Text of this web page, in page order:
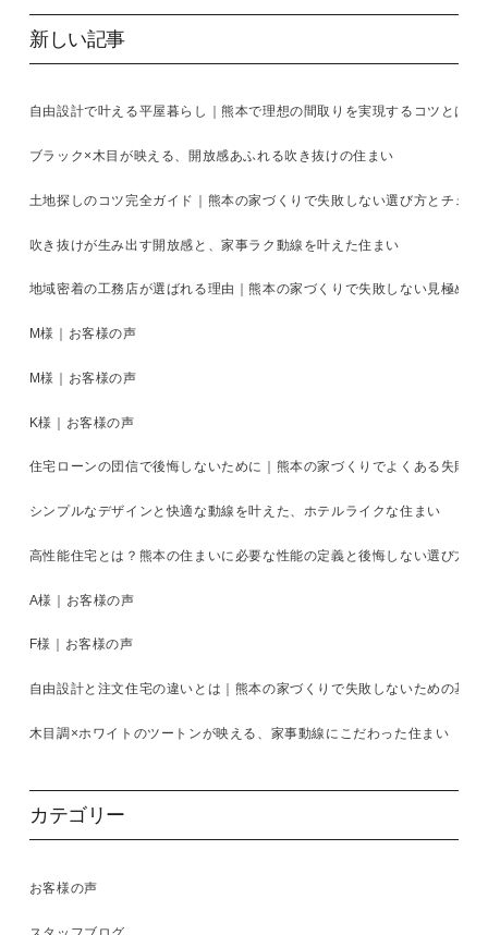
新しい記事
自由設計で叶える平屋暮らし｜熊本で理想の間取りを実現するコツとは
ブラック×木目が映える、開放感あふれる吹き抜けの住まい
土地探しのコツ完全ガイド｜熊本の家づくりで失敗しない選び方とチェッ
吹き抜けが生み出す開放感と、家事ラク動線を叶えた住まい
地域密着の工務店が選ばれる理由｜熊本の家づくりで失敗しない見極め方
M様｜お客様の声
M様｜お客様の声
K様｜お客様の声
住宅ローンの団信で後悔しないために｜熊本の家づくりでよくある失敗と
シンプルなデザインと快適な動線を叶えた、ホテルライクな住まい
高性能住宅とは？熊本の住まいに必要な性能の定義と後悔しない選び方を
A様｜お客様の声
F様｜お客様の声
自由設計と注文住宅の違いとは｜熊本の家づくりで失敗しないための基準
木目調×ホワイトのツートンが映える、家事動線にこだわった住まい
カテゴリー
お客様の声